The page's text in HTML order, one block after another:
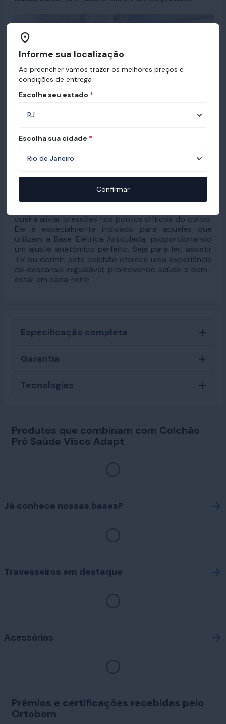
Indicado para Todos que Buscam Bem-Estar. O Pró-
Saúde Visco é perfeito para qualquer pessoa que
queira aliviar pressões nos pontos críticos do corpo.
Ele é especialmente indicado para aqueles que
utilizam a Base Elétrica Articulada, proporcionando
um ajuste anatômico perfeito. Seja para ler, assistir
TV ou dormir, este colchão oferece uma experiência
de descanso inigualável, promovendo saúde e bem-
estar em cada noite.
Especificação completa
Garantia
Tecnologias
Produtos que combinam com Colchão
Pró Saúde Visco Adapt
Já conhece nossas bases?
Travesseiros em destaque
Acessórios
Prêmios e certificações recebidas pelo
Ortobom
Informe sua localização
Ao preencher vamos trazer os melhores preços e
condições de entrega
Escolha seu estado *
Escolha sua cidade *
Confirmar